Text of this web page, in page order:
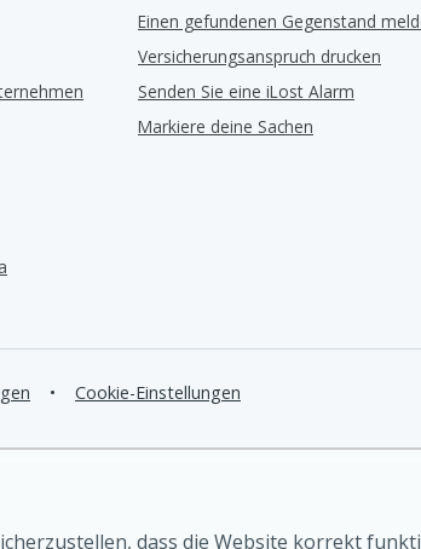
Einen gefundenen Gegenstand
Versicherungsanspruch drucken
Senden Sie eine iLost Alarm
Markiere deine Sachen
• Cookie-Einstellungen
dass die Website korrekt